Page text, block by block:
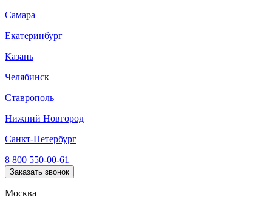
Самара
Екатеринбург
Казань
Челябинск
Ставрополь
Нижний Новгород
Санкт-Петербург
8 800 550-00-61
Заказать звонок
Москва